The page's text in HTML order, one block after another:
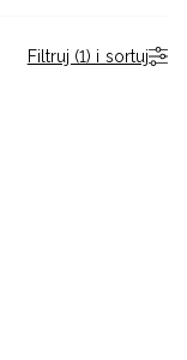
Filtruj (1) i sortuj
/ EUR